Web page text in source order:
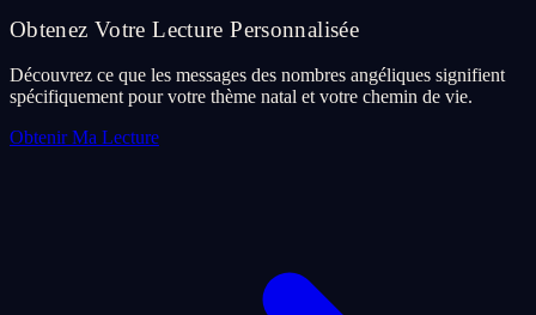
Obtenez Votre Lecture Personnalisée
Découvrez ce que les messages des nombres angéliques signifient
spécifiquement pour votre thème natal et votre chemin de vie.
Obtenir Ma Lecture